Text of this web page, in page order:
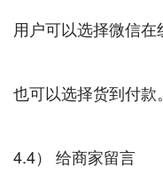
用户可以选择微信在
也可以选择货到付款。
4.4） 给商家留言